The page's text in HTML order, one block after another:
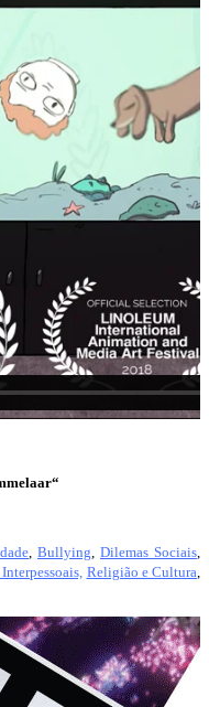
“
Bullying Dilemas Sociais
Religião e Cultura